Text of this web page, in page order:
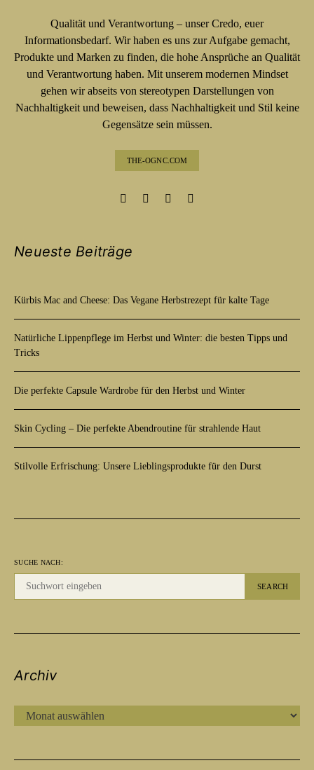
Qualität und Verantwortung – unser Credo, euer
Informationsbedarf. Wir haben es uns zur Aufgabe gemacht,
Produkte und Marken zu finden, die hohe Ansprüche an Qualität
und Verantwortung haben. Mit unserem modernen Mindset
gehen wir abseits von stereotypen Darstellungen von
Nachhaltigkeit und beweisen, dass Nachhaltigkeit und Stil keine
Gegensätze sein müssen.
THE-OGNC.COM
Neueste Beiträge
Kürbis Mac and Cheese: Das Vegane Herbstrezept für kalte Tage
Natürliche Lippenpflege im Herbst und Winter: die besten Tipps und
Tricks
Die perfekte Capsule Wardrobe für den Herbst und Winter
Skin Cycling – Die perfekte Abendroutine für strahlende Haut
Stilvolle Erfrischung: Unsere Lieblingsprodukte für den Durst
SUCHE NACH:
SEARCH
Archiv